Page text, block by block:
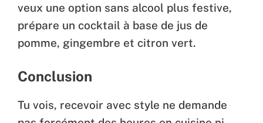
veux une option sans alcool plus festive,
prépare un cocktail à base de jus de
pomme, gingembre et citron vert.
Conclusion
Tu vois, recevoir avec style ne demande